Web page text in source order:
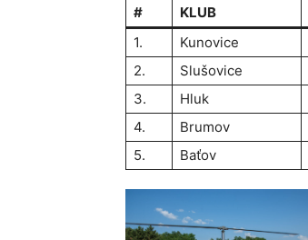
# KLUB
1.
Kunovice
2.
Slušovice
3.
Hluk
4.
Brumov
5.
Baťov